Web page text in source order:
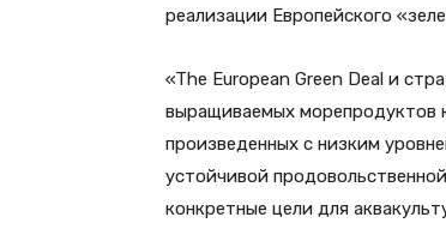
реализации Европейского
«The European Green Deal и
выращиваемых морепродуктов
произведенных с низким
устойчивой
конкретные цели для